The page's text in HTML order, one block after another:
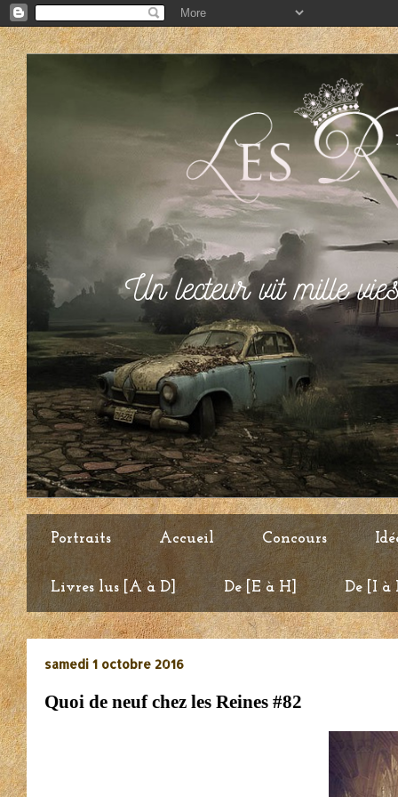
Portraits Accueil Concours
Livres lus [A à D] De [E à H] De [I à
samedi 1 octobre 2016
Quoi de neuf chez les Reines #82